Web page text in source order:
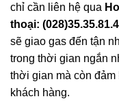
chỉ cần liên hệ qua
thoại:
sẽ giao gas đến tận
trong thời gian ngắn
thời gian mà còn đảm
khách hàng.